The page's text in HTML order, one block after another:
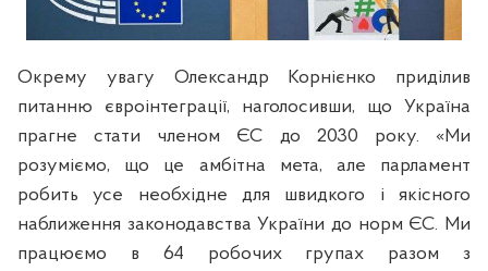
Окрему увагу Олександр Корнієнко приділив
питанню євроінтеграції, наголосивши, що Україна
прагне стати членом ЄС до 2030 року. «Ми
розуміємо, що це амбітна мета, але парламент
робить усе необхідне для швидкого і якісного
наближення законодавства України до норм ЄС. Ми
працюємо в 64 робочих групах разом з